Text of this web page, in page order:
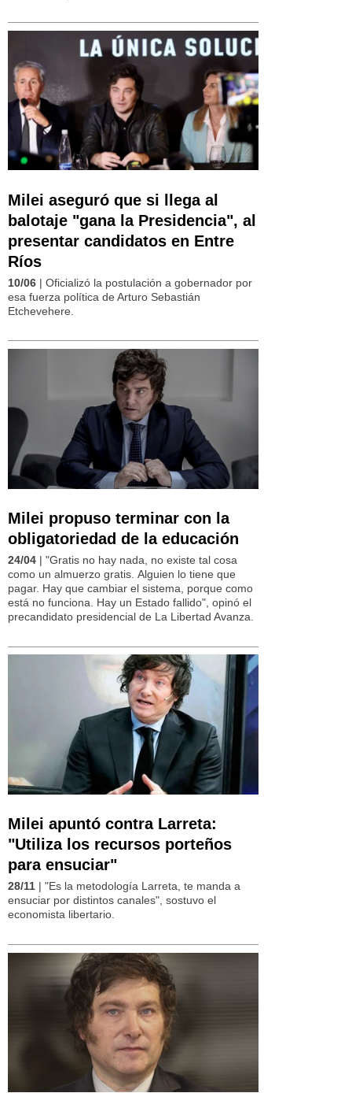
Milei aseguró que si llega al
balotaje "gana la Presidencia", al
presentar candidatos en Entre
Ríos
10/06 | Oficializó la postulación a gobernador por
esa fuerza política de Arturo Sebastián
Etchevehere.
Milei propuso terminar con la
obligatoriedad de la educación
24/04 | "Gratis no hay nada, no existe tal cosa
como un almuerzo gratis. Alguien lo tiene que
pagar. Hay que cambiar el sistema, porque como
está no funciona. Hay un Estado fallido", opinó el
precandidato presidencial de La Libertad Avanza.
Milei apuntó contra Larreta:
"Utiliza los recursos porteños
para ensuciar"
28/11 | "Es la metodología Larreta, te manda a
ensuciar por distintos canales", sostuvo el
economista libertario.